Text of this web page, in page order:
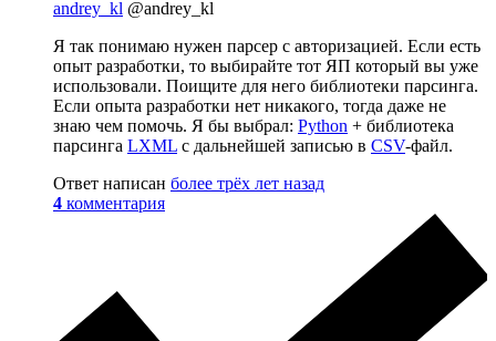
andrey_kl @andrey_kl
Я так понимаю нужен парсер с авторизацией. Если есть
опыт разработки, то выбирайте тот ЯП который вы уже
использовали. Поищите для него библиотеки парсинга.
Если опыта разработки нет никакого, тогда даже не
знаю чем помочь. Я бы выбрал: Python + библиотека
парсинга LXML с дальнейшей записью в CSV-файл.
Ответ написан более трёх лет назад
4 комментария